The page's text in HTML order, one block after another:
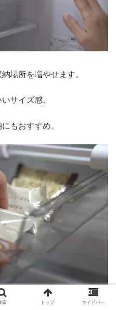
場所を増やせます。
サイズ感。
もおすすめ。
索 トップ サイドバー